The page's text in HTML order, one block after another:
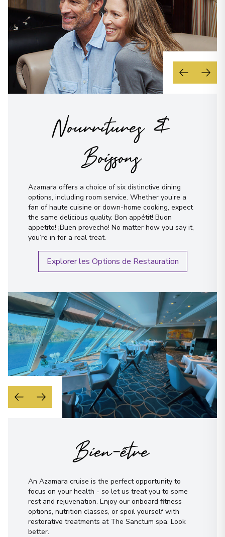
Nourritures &
Boissons
Azamara offers a choice of six distinctive dining
options, including room service. Whether you’re a
fan of haute cuisine or down-home cooking, expect
the same delicious quality. Bon appétit! Buon
appetito! ¡Buen provecho! No matter how you say it,
you’re in for a real treat.
Explorer les Options de Restauration
Bien-être
An Azamara cruise is the perfect opportunity to
focus on your health - so let us treat you to some
rest and rejuvenation. Enjoy our onboard fitness
options, nutrition classes, or spoil yourself with
restorative treatments at The Sanctum spa. Look
better.